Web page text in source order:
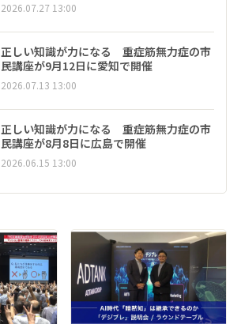
2026.07.27 13:00
正しい知識が力になる 重症筋無力症の市
民講座が9月12日に愛知で開催
2026.07.13 13:00
正しい知識が力になる 重症筋無力症の市
民講座が8月8日に広島で開催
2026.06.15 13:00